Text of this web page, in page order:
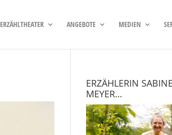
ERZÄHLTHEATER ANGEBOTE MEDIEN
ERZÄHLERIN SABINE
MEYER…